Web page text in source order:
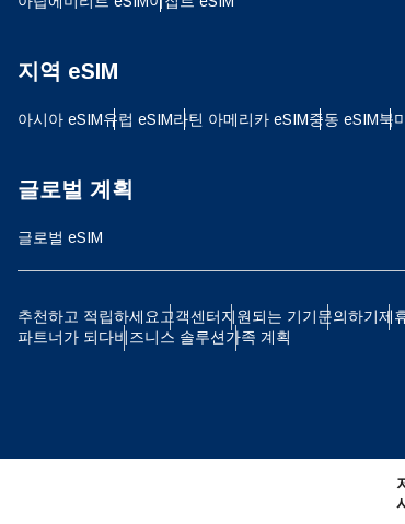
지역 eSIM
아시아 eSIM유럽 ​​eSIM라틴 아메리카 eSIM중동 eSIM북
글로벌 계획
글로벌 eSIM
추천하고 적립하세요고객센터지원되는 기기문의하기제
파트너가 되다비즈니스 솔루션가족 계획